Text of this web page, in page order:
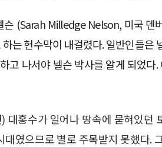
슨 (Sarah Milledge Nelson, 미국
는 현수막이 내걸렸다. 일반인들은
고 나서야 넬슨 박사를 알게 되었
대홍수가 일어나 땅속에 묻혀있던
였으므로 별로 주목받지 못했다.